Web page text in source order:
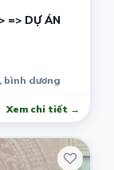
=> DỰ ÁN
bình dương
Xem chi tiết →